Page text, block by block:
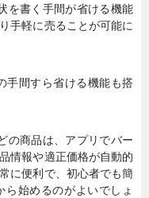
を書く手間が省ける機能
手軽に売ることが可能に
間すら省ける機能も搭
の商品は、アプリでバー
情報や適正価格が自動的
に便利で、初心者でも簡
始めるのがよいでしょ